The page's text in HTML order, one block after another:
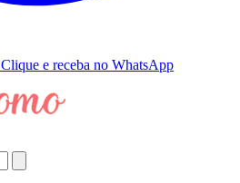
Clique e receba no WhatsApp